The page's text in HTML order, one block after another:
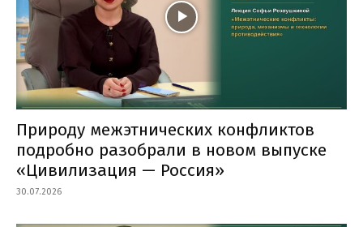
Природу межэтнических конфликтов
подробно разобрали в новом выпуске
«Цивилизация — Россия»
30.07.2026